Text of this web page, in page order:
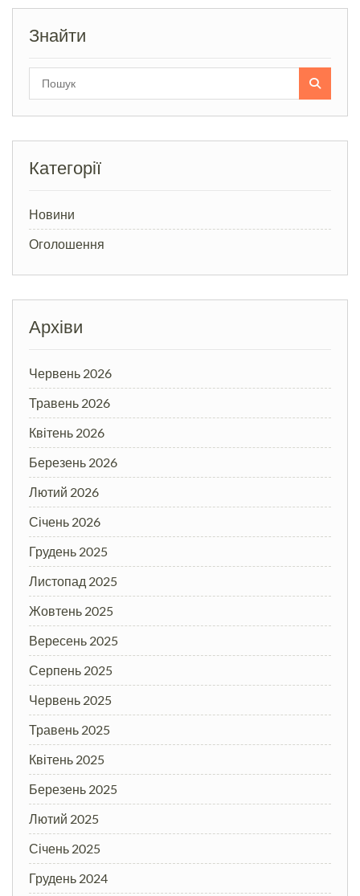
Знайти
Категорії
Новини
Оголошення
Архіви
Червень 2026
Травень 2026
Квітень 2026
Березень 2026
Лютий 2026
Січень 2026
Грудень 2025
Листопад 2025
Жовтень 2025
Вересень 2025
Серпень 2025
Червень 2025
Травень 2025
Квітень 2025
Березень 2025
Лютий 2025
Січень 2025
Грудень 2024